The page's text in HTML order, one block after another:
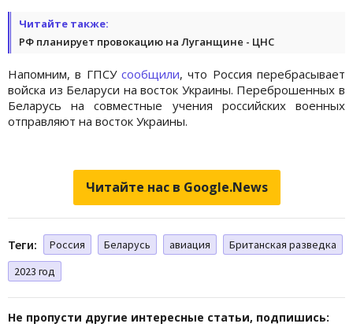
Читайте также:
РФ планирует провокацию на Луганщине - ЦНС
Напомним, в ГПСУ сообщили, что Россия перебрасывает
войска из Беларуси на восток Украины. Переброшенных в
Беларусь на совместные учения российских военных
отправляют на восток Украины.
Читайте нас в Google.News
Теги: Россия Беларусь авиация
Британская разведка
2023 год
Не пропусти другие интересные статьи, подпишись: